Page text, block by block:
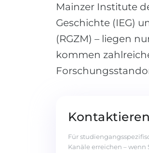
Mainzer Institute
Geschichte (IEG)
(RGZM) – liegen
kommen
Für
Kanäle erreichen –